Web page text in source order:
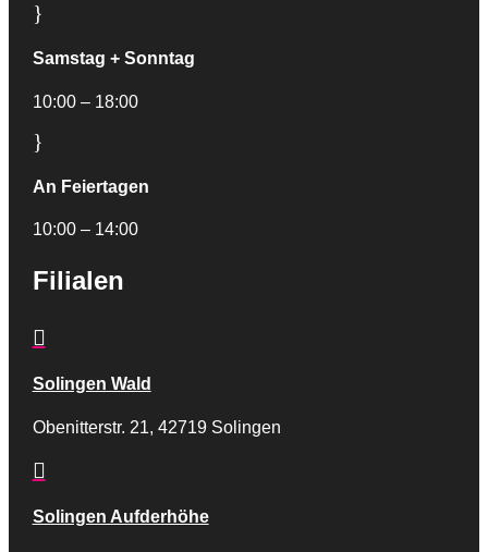
}
Samstag + Sonntag
10:00 – 18:00
}
An Feiertagen
10:00 – 14:00
Filialen

Solingen Wald
Obenitterstr. 21, 42719 Solingen

Solingen Aufderhöhe